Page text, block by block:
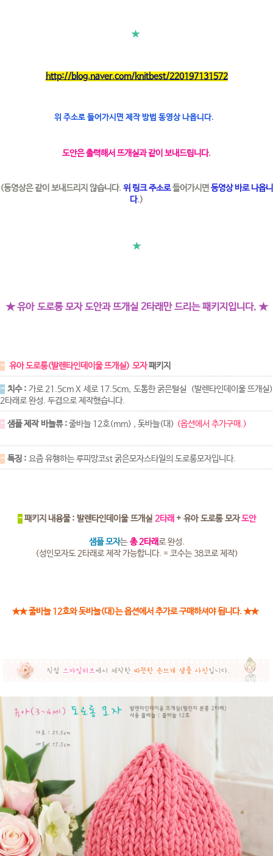
★
http://blog.naver.com/knitbest/220197131572
위 주소로 들어가시면 제작 방법 동영상 나옵니다.
도안은 출력해서 뜨개실과 같이 보내드립니다.
(동영상은 같이 보내드리지 않습니다.위 링크 주소로들어가시면동영상 바로 나옵니
다.)
★
★ 유아 도로롱 모자 도안과 뜨개실 2타래만 드리는 패키지입니다. ★
- 유아 도로롱(발렌타인데이울 뜨개실) 모자패키지
- 치수 : 가로 21.5cm X 세로 17.5cm, 도톰한 굵은털실 (발렌타인데이울 뜨개실)
2타래로 완성. 두겹으로 제작했습니다.
- 샘플 제작 바늘류 :줄바늘 12호(mm) , 돗바늘(대) (옵션에서 추가구매.)
- 특징 : 요즘 유행하는 루피망코st 굵은모자스타일의 도로롱모자입니다.
- 패키지 내용물 : 발렌타인데이울 뜨개실 2타래 + 유아 도로롱 모자도안
샘플 모자는 총 2타래로 완성.
(성인모자도 2타래로 제작 가능합니다. = 코수는 38코로 제작)
★★ 줄바늘 12호와 돗바늘(대)는 옵션에서 추가로 구매하셔야 됩니다. ★★